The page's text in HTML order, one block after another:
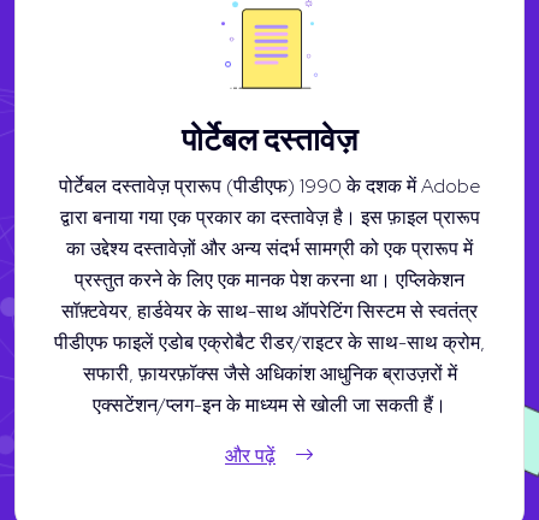
पोर्टेबल दस्तावेज़
पोर्टेबल दस्तावेज़ प्रारूप (पीडीएफ) 1990 के दशक में Adobe
द्वारा बनाया गया एक प्रकार का दस्तावेज़ है। इस फ़ाइल प्रारूप
का उद्देश्य दस्तावेज़ों और अन्य संदर्भ सामग्री को एक प्रारूप में
प्रस्तुत करने के लिए एक मानक पेश करना था। एप्लिकेशन
सॉफ़्टवेयर, हार्डवेयर के साथ-साथ ऑपरेटिंग सिस्टम से स्वतंत्र
पीडीएफ फाइलें एडोब एक्रोबैट रीडर/राइटर के साथ-साथ क्रोम,
सफारी, फ़ायरफ़ॉक्स जैसे अधिकांश आधुनिक ब्राउज़रों में
एक्सटेंशन/प्लग-इन के माध्यम से खोली जा सकती हैं।
और पढ़ें